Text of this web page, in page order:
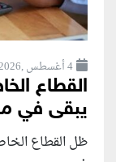
4 أغسطس ,2026
القطاع
يبقى في
ظل القطاع